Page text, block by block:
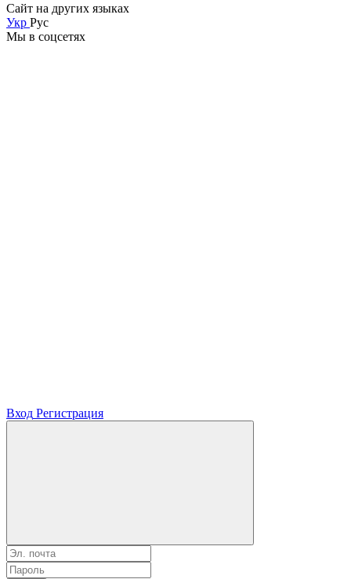
Сайт на других языках
Укр Рус
Мы в соцсетях
Вход Регистрация